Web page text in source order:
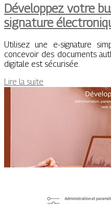
Développez votre
signature
Utilisez une e-signature
concevoir des documents
digitale est sécurisée.
Lire la suite